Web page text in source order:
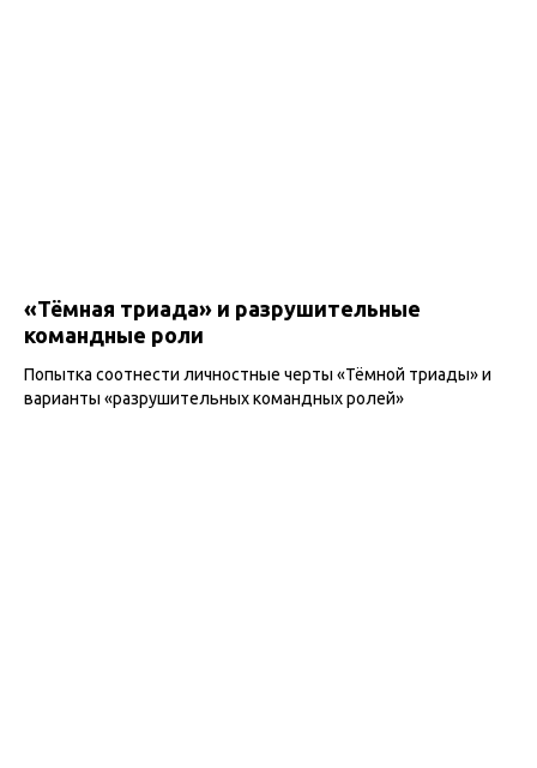
«Тёмная триада» и разрушительные
командные роли
Попытка соотнести личностные черты «Тёмной триады» и
варианты «разрушительных командных ролей»